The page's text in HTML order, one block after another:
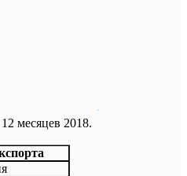
месяцев 2018.